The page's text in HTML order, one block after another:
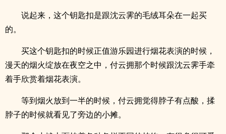
说起来，这个钥匙扣是跟沈云霁的毛绒耳朵在一起买
的。
买这个钥匙扣的时候正值游乐园进行烟花表演的时候，
漫天的烟火绽放在夜空之中，付云拥那个时候跟沈云霁手牵
着手欣赏着烟花表演。
等到烟火放到一半的时候，付云拥觉得脖子有点酸，揉
脖子的时候就看见了旁边的小摊。